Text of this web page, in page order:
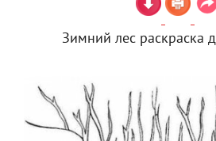
Зимний лес раскраска